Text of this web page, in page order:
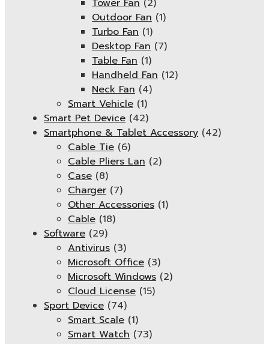
Tower Fan (2)
Outdoor Fan (1)
Turbo Fan (1)
Desktop Fan (7)
Table Fan (1)
Handheld Fan (12)
Neck Fan (4)
Smart Vehicle (1)
Smart Pet Device (42)
Smartphone & Tablet Accessory (42)
Cable Tie (6)
Cable Pliers Lan (2)
Case (8)
Charger (7)
Other Accessories (1)
Cable (18)
Software (29)
Antivirus (3)
Microsoft Office (3)
Microsoft Windows (2)
Cloud License (15)
Sport Device (74)
Smart Scale (1)
Smart Watch (73)